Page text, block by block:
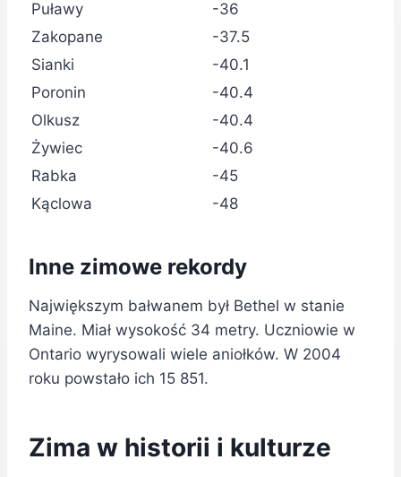
Puławy
-36
Zakopane
-37.5
Sianki
-40.1
Poronin
-40.4
Olkusz
-40.4
Żywiec
-40.6
Rabka
-45
Kąclowa
-48
Inne zimowe rekordy
Największym bałwanem był Bethel w stanie
Maine. Miał wysokość 34 metry. Uczniowie w
Ontario wyrysowali wiele aniołków. W 2004
roku powstało ich 15 851.
Zima w historii i kulturze